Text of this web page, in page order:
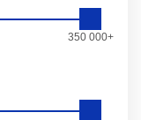
350 000+